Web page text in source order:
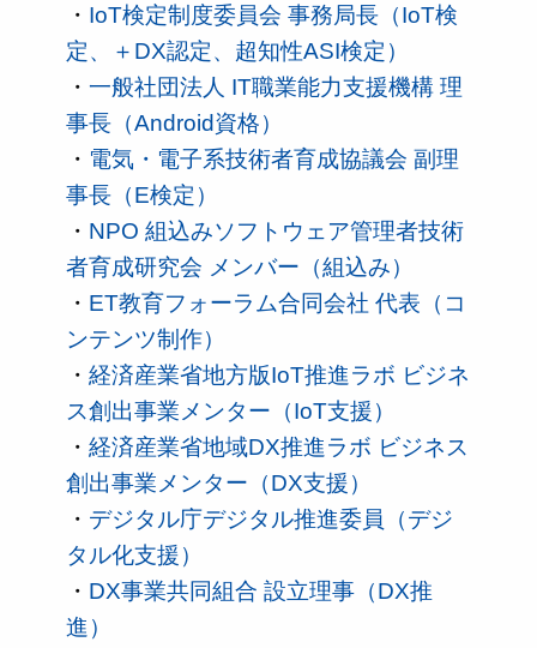
・ IoT検定制度委員会 事務局長（IoT検
定、＋DX認定、超知性ASI検定）
・ 一般社団法人 IT職業能力支援機構 理
事長（Android資格）
・ 電気・電子系技術者育成協議会 副理
事長（E検定）
・ NPO 組込みソフトウェア管理者技術
者育成研究会 メンバー（組込み）
・ ET教育フォーラム合同会社 代表（コ
ンテンツ制作）
・ 経済産業省地方版IoT推進ラボ ビジネ
ス創出事業メンター（IoT支援）
・ 経済産業省地域DX推進ラボ ビジネス
創出事業メンター（DX支援）
・ デジタル庁デジタル推進委員（デジ
タル化支援）
・ DX事業共同組合 設立理事（DX推
進）